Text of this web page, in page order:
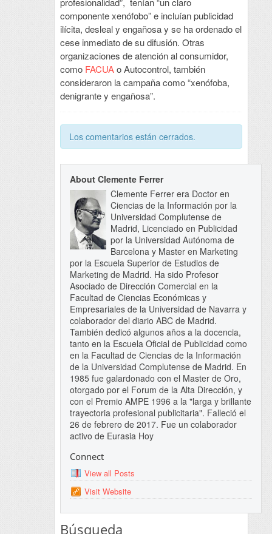
componente xenófobo” e incluían publicidad
ilícita, desleal y engañosa y se ha ordenado el
cese inmediato de su difusión. Otras
organizaciones de atención al consumidor,
como FACUAo Autocontrol, también
consideraron la campaña como “xenófoba,
denigrante y engañosa”.
Los comentarios están cerrados.
About Clemente Ferrer
Clemente Ferrer era Doctor en
Ciencias de la Información por la
Universidad Complutense de
Madrid, Licenciado en Publicidad
por la Universidad Autónoma de
Barcelona y Master en Marketing
por la Escuela Superior de Estudios de
Marketing de Madrid. Ha sido Profesor
Asociado de Dirección Comercial en la
Facultad de Ciencias Económicas y
Empresariales de la Universidad de Navarra y
colaborador del diario ABC de Madrid.
También dedicó algunos años a la docencia,
tanto en la Escuela Oficial de Publicidad como
en la Facultad de Ciencias de la Información
de la Universidad Complutense de Madrid. En
1985 fue galardonado con el Master de Oro,
otorgado por el Forum de la Alta Dirección, y
con el Premio AMPE 1996 a la "larga y brillante
trayectoria profesional publicitaria". Falleció el
26 de febrero de 2017. Fue un colaborador
activo de Eurasia Hoy
Connect
View all Posts
Visit Website
Búsqueda